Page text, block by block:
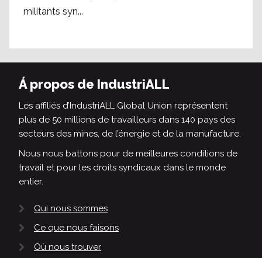
militants syn...
Á propos de IndustriALL
Les affiliés d’IndustriALL Global Union représentent
plus de 50 millions de travailleurs dans 140 pays des
secteurs des mines, de l’énergie et de la manufacture.
Nous nous battons pour de meilleures conditions de
travail et pour les droits syndicaux dans le monde
entier.
Qui nous sommes
Ce que nous faisons
Où nous trouver